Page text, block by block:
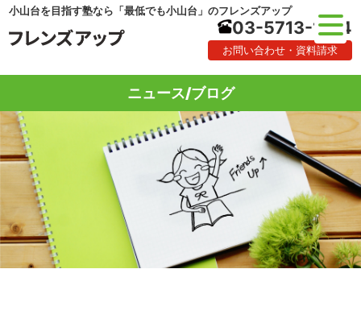
小山台を目指す塾なら「最低でも小山台」のフレンズアップ
03-5713-1184
お問い合わせ・資料請求
ニュース/ブログ